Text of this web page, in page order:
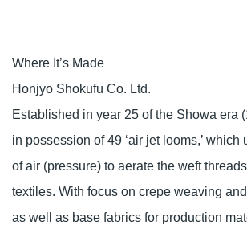
Where It’s Made
Honjyo Shokufu Co. Ltd.
Established in year 25 of the Showa era
in possession of 49 ‘air jet looms,’ which
of air (pressure) to aerate the weft
textiles. With focus on crepe weaving
as well as base fabrics for production